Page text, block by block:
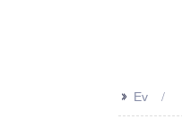
>> Ev